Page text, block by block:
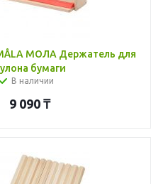
МОЛА Держатель для
бумаги
В наличии
9 090 ₸